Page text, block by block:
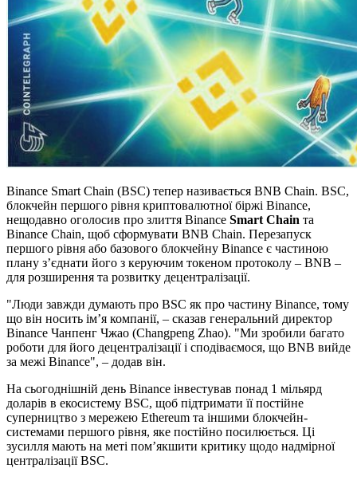
Binance Smart Chain (BSC) тепер називається BNB Chain. BSC,
блокчейн першого рівня криптовалютної біржі Binance,
нещодавно оголосив про злиття Binance Smart Chain та
Binance Chain, щоб сформувати BNB Chain. Перезапуск
першого рівня або базового блокчейну Binance є частиною
плану з’єднати його з керуючим токеном протоколу – BNB –
для розширення та розвитку децентралізації.
"Люди завжди думають про BSC як про частину Binance, тому
що він носить ім’я компанії, – сказав генеральний директор
Binance Чанпенг Чжао (Changpeng Zhao). "Ми зробили багато
роботи для його децентралізації і сподіваємося, що BNB вийде
за межі Binance", – додав він.
На сьогоднішній день Binance інвестував понад 1 мільярд
доларів в екосистему BSC, щоб підтримати її постійне
суперництво з мережею Ethereum та іншими блокчейн-
системами першого рівня, яке постійно посилюється. Ці
зусилля мають на меті пом’якшити критику щодо надмірної
централізації BSC.